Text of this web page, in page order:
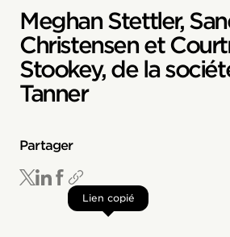
Meghan Stettler,
Christensen et
Stookey, de la
Tanner
Partager
Lien copié